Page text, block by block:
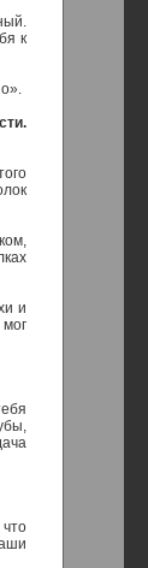
к
и